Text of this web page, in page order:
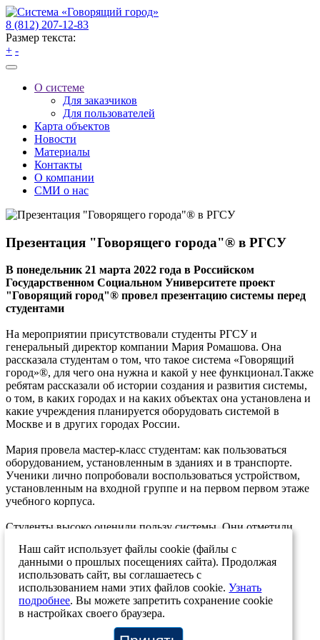
8 (812) 207-12-83
Размер текста:
+ -
О системе
Для заказчиков
Для пользователей
Карта объектов
Новости
Материалы
Контакты
О компании
СМИ о нас
Презентация "Говорящего города"® в РГСУ
В понедельник 21 марта 2022 года в Российском
Государственном Социальном Университете проект
"Говорящий город"® провел презентацию системы перед
студентами
На мероприятии присутствовали студенты РГСУ и
генеральный директор компании Мария Ромашова. Она
рассказала студентам о том, что такое система «Говорящий
город»®, для чего она нужна и какой у нее функционал.Также
ребятам рассказали об истории создания и развития системы,
о том, в каких городах и на каких объектах она установлена и
какие учреждения планируется оборудовать системой в
Москве и в других городах России.
Мария провела мастер-класс студентам: как пользоваться
оборудованием, установленным в зданиях и в транспорте.
Ученики лично попробовали воспользоваться устройством,
установленным на входной группе и на первом первом этаже
учебного корпуса.
Студенты высоко оценили пользу системы. Они отметили
улучшению и развитию системы.
31.03.2022
Возврат к списку
Наш сайт использует файлы cookie (файлы с
данными о прошлых посещениях сайта). Продолжая
использовать сайт, вы соглашаетесь с
использованием нами этих файлов cookie.Узнать
подробнее. Вы можете запретить сохранение cookie
в настройках своего браузера.
+7 (812) 244-46-72